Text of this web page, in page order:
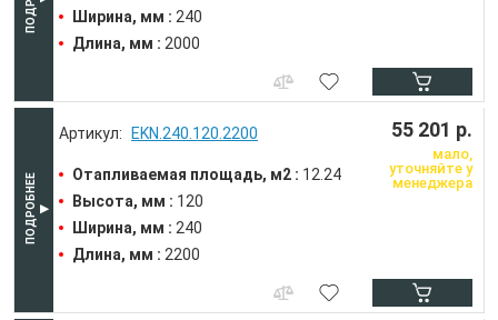
Ширина, мм : 240
Длина, мм : 2000
EKN.240.120.2200
Отапливаемая площадь, м2 : 12.24
Высота, мм : 120
Ширина, мм : 240
Длина, мм : 2200
55 201 р.
мало,
уточняйте у
менеджера